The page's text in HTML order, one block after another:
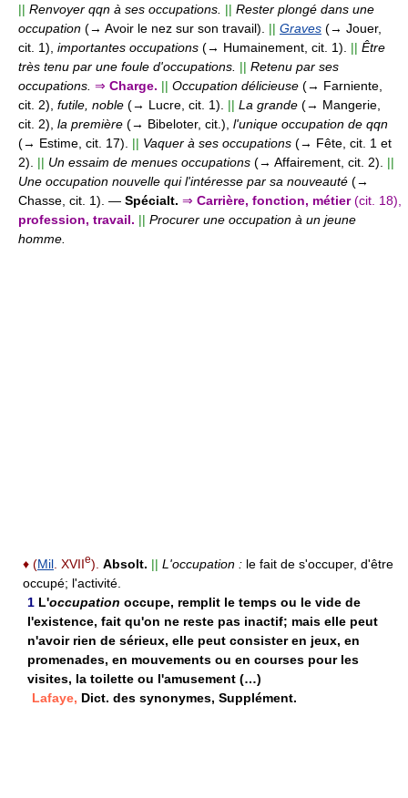
|| Renvoyer qqn à ses occupations. || Rester plongé dans une
occupation (→ Avoir le nez sur son travail). || Graves (→ Jouer,
cit. 1), importantes occupations (→ Humainement, cit. 1). || Être
très tenu par une foule d'occupations. || Retenu par ses
occupations. ⇒ Charge. || Occupation délicieuse (→ Farniente,
cit. 2), futile, noble (→ Lucre, cit. 1). || La grande (→ Mangerie,
cit. 2), la première (→ Bibeloter, cit.), l'unique occupation de qqn
(→ Estime, cit. 17). || Vaquer à ses occupations (→ Fête, cit. 1 et
2). || Un essaim de menues occupations (→ Affairement, cit. 2). ||
Une occupation nouvelle qui l'intéresse par sa nouveauté (→
Chasse, cit. 1). — Spécialt. ⇒ Carrière, fonction, métier(cit. 18),
profession, travail. || Procurer une occupation à un jeune
homme.
♦ (Mil . XVIIe). Absolt. || L'occupation : le fait de s'occuper, d'être
occupé; l'activité.
1 L'occupation occupe, remplit le temps ou le vide de
l'existence, fait qu'on ne reste pas inactif; mais elle peut
n'avoir rien de sérieux, elle peut consister en jeux, en
promenades, en mouvements ou en courses pour les
visites, la toilette ou l'amusement (…)
Lafaye, Dict. des synonymes, Supplément.